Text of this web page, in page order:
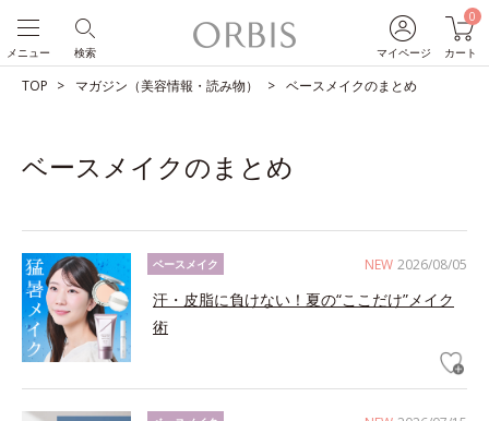
マイページ
0
カート
検索
メニュー
TOP マガジン（美容情報・読み物） ベースメイクのまとめ
ベースメイクのまとめ
NEW 2026/08/05
ベースメイク
汗・皮脂に負けない！夏の“ここだけ”メイク
術